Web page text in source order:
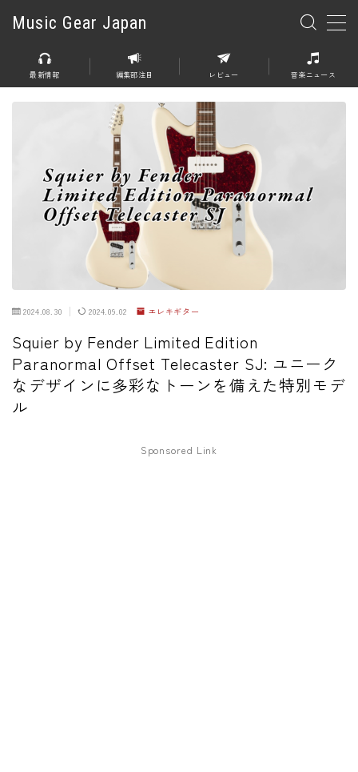
Music Gear Japan
MENU
エレキギター
エレキベース
アコースティックギター
エレアコ
エフェクター
オーバードライブ
ファズ
最新情報 編集部注目 レビュー 音楽ニュース
2024.08.30 2024.09.02 エレキギター
Squier by Fender Limited Edition
Paranormal Offset Telecaster SJ: ユニーク
なデザインに多彩なトーンを備えた特別モデ
ル
Sponsored Link